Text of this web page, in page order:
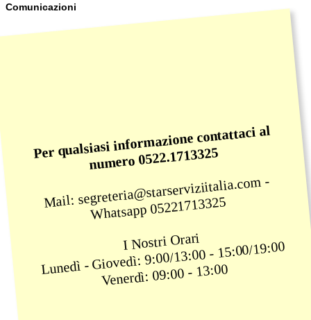
Comunicazioni
Per qualsiasi informazione contattaci al
numero 0522.1713325
Mail: segreteria@starserviziitalia.com -
Whatsapp 05221713325
I Nostri Orari
Lunedì - Giovedì: 9:00/13:00 - 15:00/19:00
Venerdì: 09:00 - 13:00